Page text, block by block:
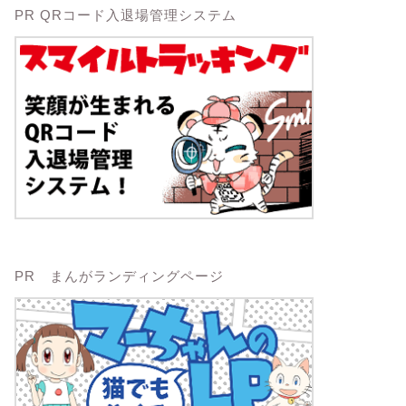
PR QRコード入退場管理システム
PR まんがランディングページ